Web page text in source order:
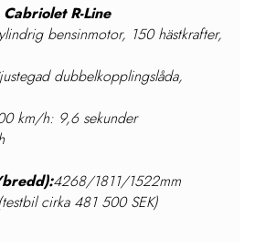
R-Line
bensinmotor, 150 hästkrafter,
dubbelkopplingslåda,
km/h: 9,6 sekunder
4268/1811/1522mm
cirka 481 500 SEK)